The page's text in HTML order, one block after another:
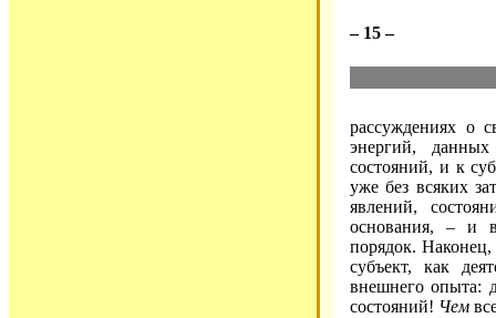
– 15 –
рассуждениях о
энергий,
состояний, и к
уже без всяких
явлений,
основания, – и
порядок.
субъект, как
внешнего опыта:
состояний! Чем